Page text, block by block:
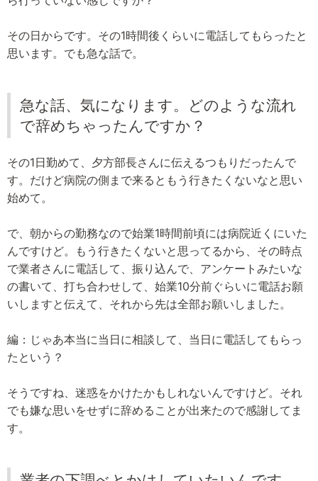
その日からです。その1時間後くらいに電話してもらったと
思います。でも急な話で。
急な話、気になります。どのような流れ
で辞めちゃったんですか？
その1日勤めて、夕方部長さんに伝えるつもりだったんで
す。だけど病院の側まで来るともう行きたくないなと思い
始めて。
で、朝からの勤務なので始業1時間前頃には病院近くにいた
んですけど。もう行きたくないと思ってるから、その時点
で業者さんに電話して、振り込んで、アンケートみたいな
の書いて、打ち合わせして、始業10分前ぐらいに電話お願
いしますと伝えて、それから先は全部お願いしました。
編：じゃあ本当に当日に相談して、当日に電話してもらっ
たという？
そうですね、迷惑をかけたかもしれないんですけど。それ
でも嫌な思いをせずに辞めることが出来たので感謝してま
す。